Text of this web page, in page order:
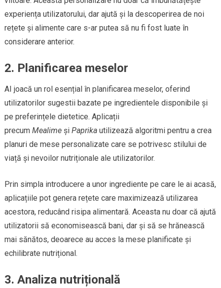
experiența utilizatorului, dar ajută și la descoperirea de noi
rețete și alimente care s-ar putea să nu fi fost luate în
considerare anterior.
2. Planificarea meselor
AI joacă un rol esențial în planificarea meselor, oferind
utilizatorilor sugestii bazate pe ingredientele disponibile și
pe preferințele dietetice. Aplicații
precum Mealimeși Paprikautilizează algoritmi pentru a crea
planuri de mese personalizate care se potrivesc stilului de
viață și nevoilor nutriționale ale utilizatorilor.
Prin simpla introducere a unor ingrediente pe care le ai acasă,
aplicațiile pot genera rețete care maximizează utilizarea
acestora, reducând risipa alimentară. Aceasta nu doar că ajută
utilizatorii să economisească bani, dar și să se hrănească
mai sănătos, deoarece au acces la mese planificate și
echilibrate nutrițional.
3. Analiza nutrițională